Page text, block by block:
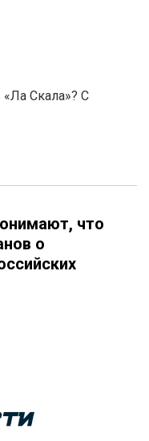
«Ла Скала»? С
что
о